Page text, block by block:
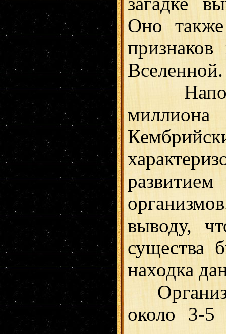
Оно
Вселенной.
выводу,
существа
находка
около 3-5